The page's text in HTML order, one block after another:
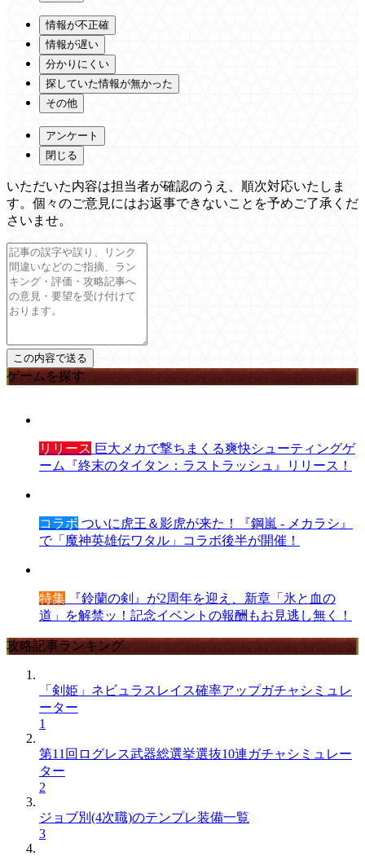
情報が不正確
情報が遅い
分かりにくい
探していた情報が無かった
その他
アンケート
閉じる
いただいた内容は担当者が確認のうえ、順次対応いたしま
す。個々のご意見にはお返事できないことを予めご了承くだ
さいませ。
ゲームを探す
リリース 巨大メカで撃ちまくる爽快シューティングゲ
ーム『終末のタイタン：ラストラッシュ』リリース！
コラボ ついに虎王＆影虎が来た！『鋼嵐 - メカラシ』
で「魔神英雄伝ワタル」コラボ後半が開催！
特集 『鈴蘭の剣』が2周年を迎え、新章「氷と血の
道」を解禁ッ！記念イベントの報酬もお見逃し無く！
攻略記事ランキング
「剣姫」ネビュラスレイス確率アップガチャシミュレ
ーター
1
第11回ログレス武器総選挙選抜10連ガチャシミュレー
ター
2
ジョブ別(4次職)のテンプレ装備一覧
3